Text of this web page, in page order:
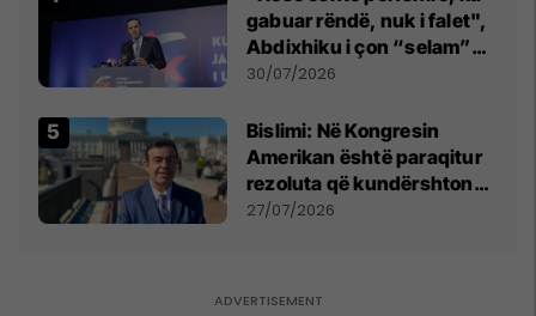
gabuar rëndë, nuk i falet",
Abdixhiku i çon “selam”
Përparim Ramës
30/07/2026
Bislimi: Në Kongresin
Amerikan është paraqitur
rezoluta që kundërshton
mbajtjen e Asamblesë
27/07/2026